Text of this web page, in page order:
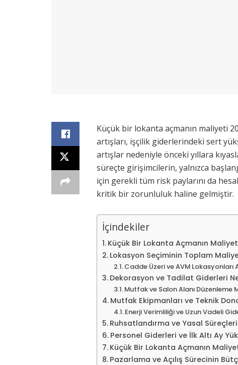
Küçük bir lokanta açmanın maliyeti
artışları, işçilik giderlerindeki sert
artışlar nedeniyle önceki yıllara
süreçte girişimcilerin, yalnızca
için gerekli tüm risk paylarını da
kritik bir zorunluluk haline gelmiştir.
İçindekiler
Küçük Bir Lokanta Açmanın
Lokasyon Seçiminin Toplam
Cadde Üzeri ve AVM Lokasyonları
Dekorasyon ve Tadilat Giderleri
Mutfak ve Salon Alanı Düzenleme
Mutfak Ekipmanları ve Teknik
Enerji Verimliliği ve Uzun Vadeli
Ruhsatlandırma ve Yasal
Personel Giderleri ve İlk Altı Ay
Küçük Bir Lokanta Açmanın
Pazarlama ve Açılış Sürecinin